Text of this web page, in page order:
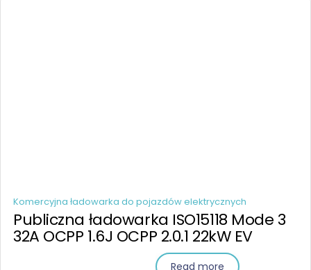
Komercyjna ładowarka do pojazdów elektrycznych
Publiczna ładowarka ISO15118 Mode 3
32A OCPP 1.6J OCPP 2.0.1 22kW EV
Read more